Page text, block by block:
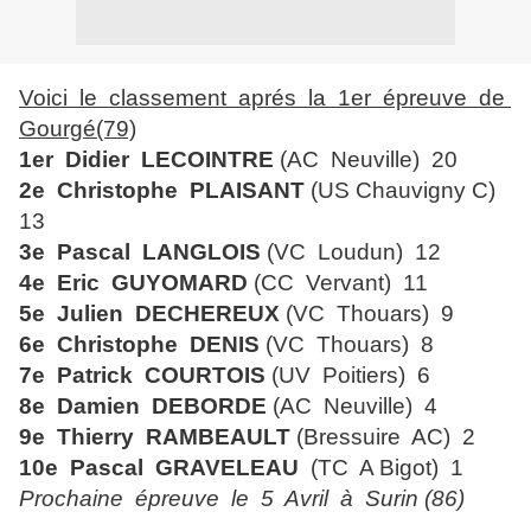
Voici le classement aprés la 1er épreuve de
Gourgé(79)
1er Didier LECOINTRE (AC Neuville) 20
2e Christophe PLAISANT (US Chauvigny C)
13
3e Pascal LANGLOIS (VC Loudun) 12
4e Eric GUYOMARD (CC Vervant) 11
5e Julien DECHEREUX (VC Thouars) 9
6e Christophe DENIS (VC Thouars) 8
7e Patrick COURTOIS (UV Poitiers) 6
8e Damien DEBORDE (AC Neuville) 4
9e Thierry RAMBEAULT (Bressuire AC) 2
10e Pascal GRAVELEAU (TC A Bigot) 1
Prochaine épreuve le 5 Avril à Surin (86)